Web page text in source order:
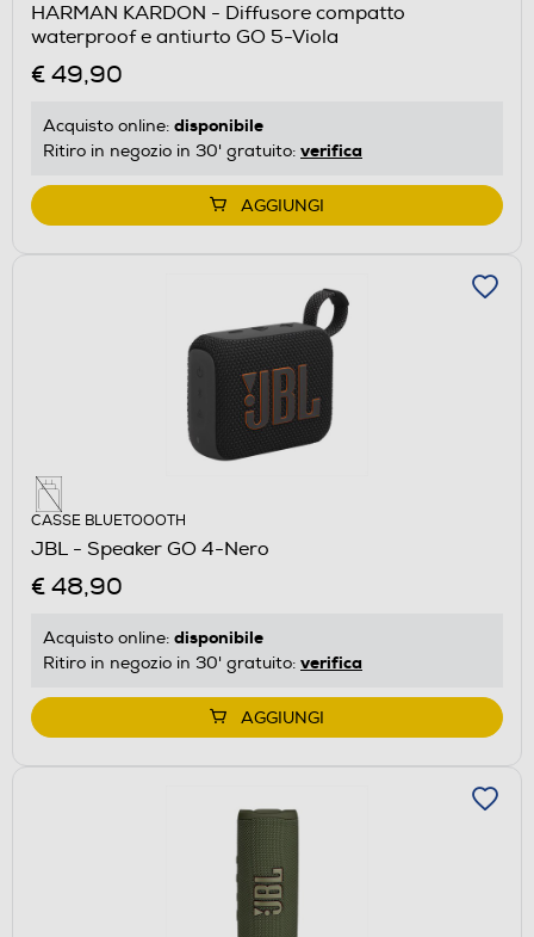
HARMAN KARDON - Diffusore compatto
waterproof e antiurto GO 5-Viola
€ 49,90
Acquisto online: disponibile
Ritiro in negozio in 30' gratuito: verifica
AGGIUNGI
CASSE BLUETOOOTH
JBL - Speaker GO 4-Nero
€ 48,90
Acquisto online: disponibile
Ritiro in negozio in 30' gratuito: verifica
AGGIUNGI